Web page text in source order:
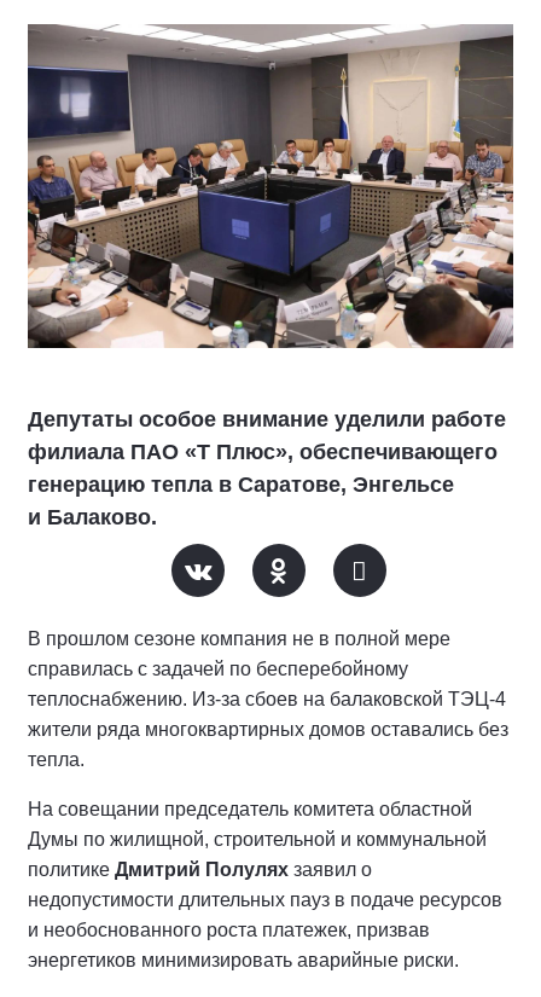
Депутаты особое внимание уделили работе
филиала ПАО «Т Плюс», обеспечивающего
генерацию тепла в Саратове, Энгельсе
и Балаково.
В прошлом сезоне компания не в полной мере
справилась с задачей по бесперебойному
теплоснабжению. Из-за сбоев на балаковской ТЭЦ-4
жители ряда многоквартирных домов оставались без
тепла.
На совещании председатель комитета областной
Думы по жилищной, строительной и коммунальной
политике Дмитрий Полулях заявил о
недопустимости длительных пауз в подаче ресурсов
и необоснованного роста платежек, призвав
энергетиков минимизировать аварийные риски.